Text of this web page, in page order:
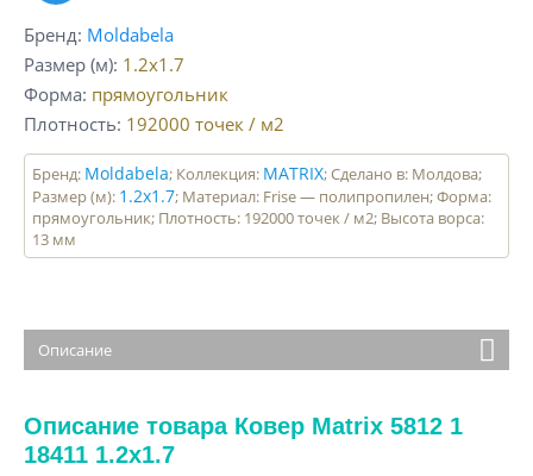
Бренд Moldabela
Размер (м) 1.2x1.7
Форма прямоугольник
Плотность 192000 точек / м2
Бренд: Moldabela; Коллекция: MATRIX; Сделано в: Молдова;
Размер (м): 1.2x1.7; Материал: Frise — полипропилен; Форма:
прямоугольник; Плотность: 192000 точек / м2; Высота ворса:
13 мм
Описание
Описание товара Ковер Matrix 5812 1
18411 1.2x1.7